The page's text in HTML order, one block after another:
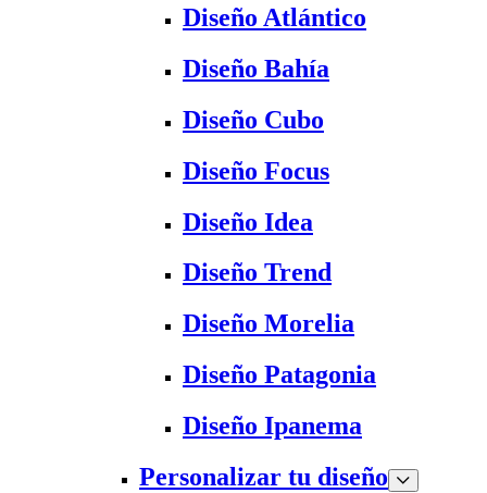
Diseño Atlántico
Diseño Bahía
Diseño Cubo
Diseño Focus
Diseño Idea
Diseño Trend
Diseño Morelia
Diseño Patagonia
Diseño Ipanema
Personalizar tu diseño